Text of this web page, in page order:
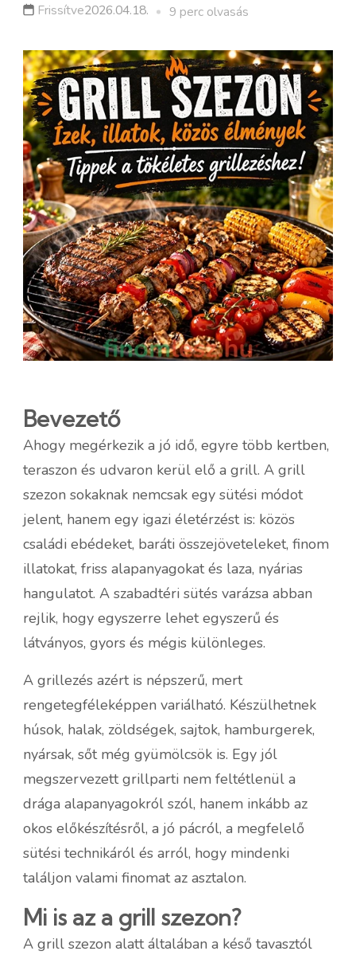
Frissítve2026.04.18. 9 perc olvasás
Bevezető
Ahogy megérkezik a jó idő, egyre több kertben,
teraszon és udvaron kerül elő a grill. A grill
szezon sokaknak nemcsak egy sütési módot
jelent, hanem egy igazi életérzést is: közös
családi ebédeket, baráti összejöveteleket, finom
illatokat, friss alapanyagokat és laza, nyárias
hangulatot. A szabadtéri sütés varázsa abban
rejlik, hogy egyszerre lehet egyszerű és
látványos, gyors és mégis különleges.
A grillezés azért is népszerű, mert
rengetegféleképpen variálható. Készülhetnek
húsok, halak, zöldségek, sajtok, hamburgerek,
nyársak, sőt még gyümölcsök is. Egy jól
megszervezett grillparti nem feltétlenül a
drága alapanyagokról szól, hanem inkább az
okos előkészítésről, a jó pácról, a megfelelő
sütési technikáról és arról, hogy mindenki
találjon valami finomat az asztalon.
Mi is az a grill szezon?
A grill szezon alatt általában a késő tavasztól